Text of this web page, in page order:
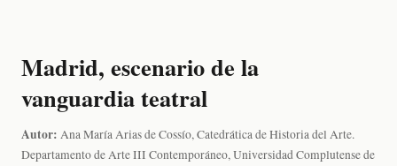
Madrid, escenario de la
vanguardia teatral
Autor: Ana María Arias de Cossío, Catedrática de Historia del Arte.
Departamento de Arte III Contemporáneo, Universidad Complutense de